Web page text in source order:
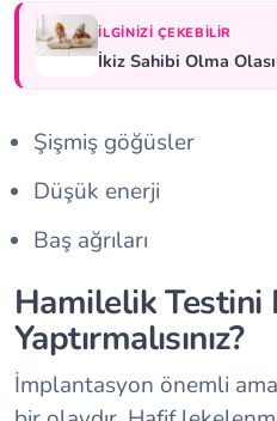
İLGINIZI ÇEKEBILIR
İkiz Sahibi Olma
Şişmiş göğüsler
Düşük enerji
Baş ağrıları
Hamilelik Testini
Yaptırmalısınız?
İmplantasyon önemli